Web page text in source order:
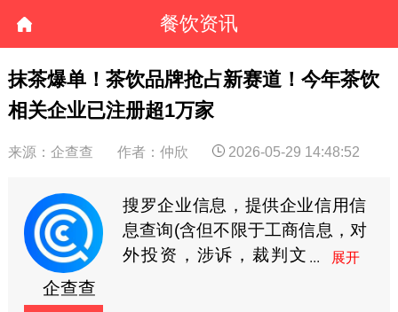
餐饮资讯
抹茶爆单！茶饮品牌抢占新赛道！今年茶饮
相关企业已注册超1万家
来源：企查查 作者：仲欣 2026-05-29 14:48:52
企查查
搜罗企业信息，提供企业信用信
息查询(含但不限于工商信息，对
外投资，涉诉，裁判文